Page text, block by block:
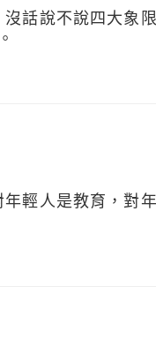
話說不說四大象
輕人是教育，對